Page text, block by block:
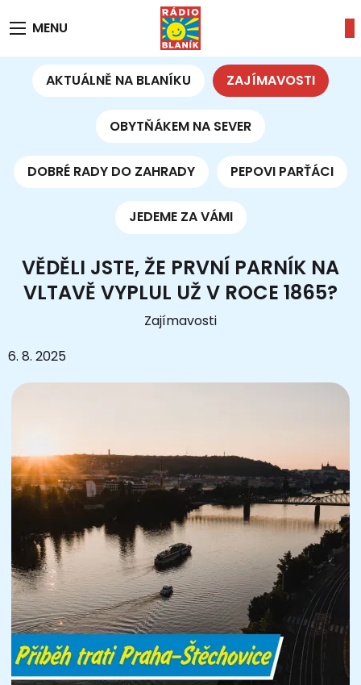
MENU
AKTUÁLNĚ NA BLANÍKU ZAJÍMAVOSTI
OBYTŇÁKEM NA SEVER
DOBRÉ RADY DO ZAHRADY PEPOVI PARŤÁCI
JEDEME ZA VÁMI
VĚDĚLI JSTE, ŽE PRVNÍ PARNÍK NA
VLTAVĚ VYPLUL UŽ V ROCE 1865?
Zajímavosti
6. 8. 2025